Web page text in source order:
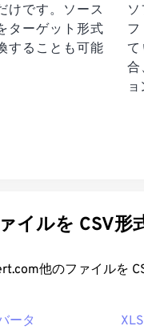
けです。 ソース
ターゲット形式
することも可能
合
イルを CSV形
他のファイルを
ータ